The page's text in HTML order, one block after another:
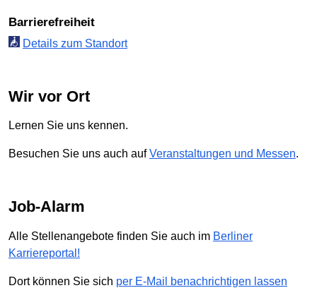
Barriere­freiheit
Details zum Standort
Wir vor Ort
Lernen Sie uns kennen.
Besuchen Sie uns auch aufVeranstaltungen und Messen.
Job-Alarm
Alle Stellenangebote finden Sie auch im Berliner
Karriereportal!
Dort können Sie sich per E-Mail benachrichtigen lassen